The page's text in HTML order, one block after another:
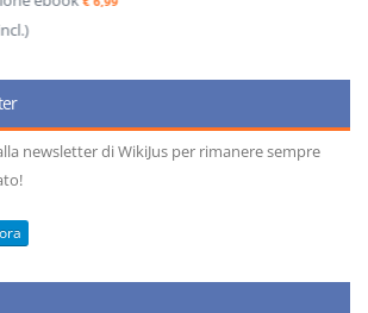
newsletter di WikiJus per rimanere sempre